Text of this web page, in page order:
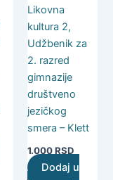
Likovna
kultura 2,
Udžbenik za
2. razred
gimnazije
društveno
jezičkog
smera – Klett
1.000RSD
Dodaj u